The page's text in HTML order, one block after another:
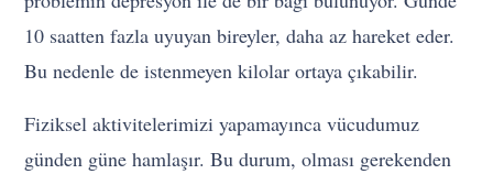
10 saatten fazla uyuyan bireyler, daha az hareket eder.
Bu nedenle de istenmeyen kilolar ortaya çıkabilir.
Fiziksel aktivitelerimizi yapamayınca vücudumuz
günden güne hamlaşır. Bu durum, olması gerekenden